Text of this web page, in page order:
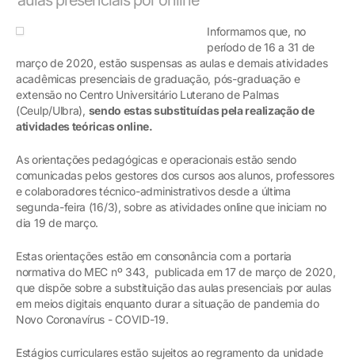
Informamos que, no
período de 16 a 31 de
março de 2020, estão suspensas as aulas e demais atividades
acadêmicas presenciais de graduação, pós-graduação e
extensão no Centro Universitário Luterano de Palmas
(Ceulp/Ulbra), sendo estas substituídas pela realização de
atividades teóricas online.
As orientações pedagógicas e operacionais estão sendo
comunicadas pelos gestores dos cursos aos alunos, professores
e colaboradores técnico-administrativos desde a última
segunda-feira (16/3), sobre as atividades online que iniciam no
dia 19 de março.
Estas orientações estão em consonância com a portaria
normativa do MEC nº 343, publicada em 17 de março de 2020,
que dispõe sobre a substituição das aulas presenciais por aulas
em meios digitais enquanto durar a situação de pandemia do
Novo Coronavírus - COVID-19.
Estágios curriculares estão sujeitos ao regramento da unidade